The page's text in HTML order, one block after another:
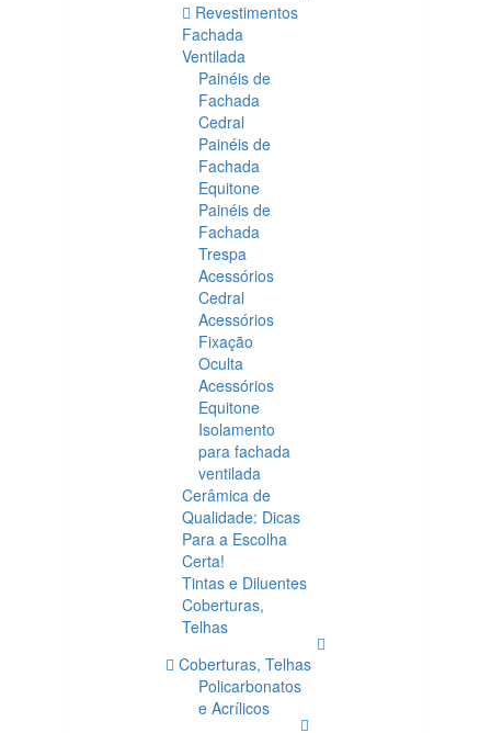
Revestimentos
Fachada
Ventilada
Painéis de
Fachada
Cedral
Painéis de
Fachada
Equitone
Painéis de
Fachada
Trespa
Acessórios
Cedral
Acessórios
Fixação
Oculta
Acessórios
Equitone
Isolamento
para fachada
ventilada
Cerâmica de
Qualidade: Dicas
Para a Escolha
Certa!
Tintas e Diluentes
Coberturas,
Telhas
Coberturas, Telhas
Policarbonatos
e Acrílicos